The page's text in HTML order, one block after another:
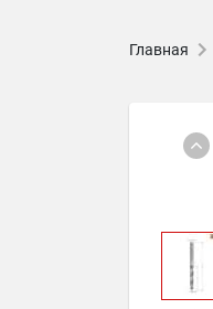
Главная